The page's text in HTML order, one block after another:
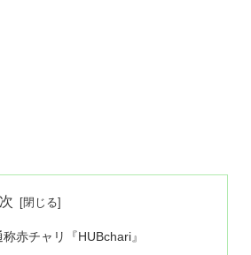
赤チャリ『HUBchari』